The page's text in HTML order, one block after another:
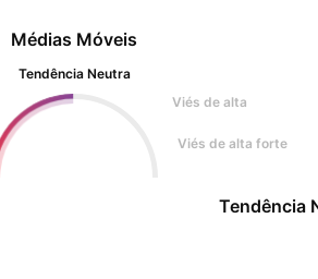
Médias Móveis
Tendência Neutra
Viés de alta
Viés de alta forte
Tendência